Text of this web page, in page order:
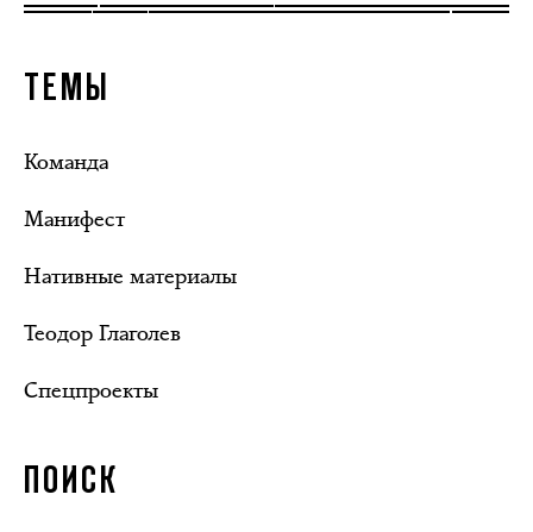
ТЕМЫ
Команда
Манифест
Нативные материалы
Теодор Глаголев
Спецпроекты
ПОИСК